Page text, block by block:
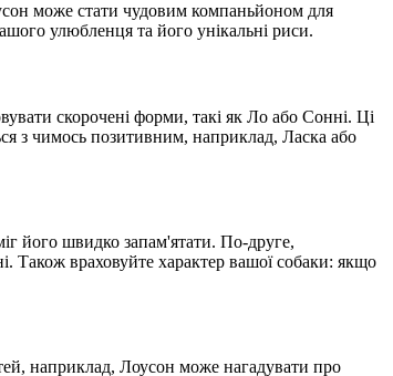
може стати чудовим компаньйоном для
улюбленця та його унікальні риси.
скорочені форми, такі як Ло або Сонні. Ці
з чимось позитивним, наприклад, Ласка або
його швидко запам'ятати. По-друге,
Також враховуйте характер вашої собаки: якщо
наприклад, Лоусон може нагадувати про